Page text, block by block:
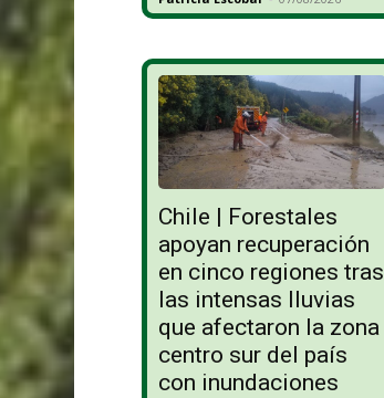
Chile | Forestales
apoyan recuperación
en cinco regiones tras
las intensas lluvias
que afectaron la zona
centro sur del país
con inundaciones